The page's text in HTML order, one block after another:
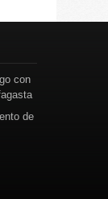
con
de